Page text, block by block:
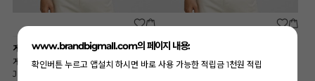
게스
게스 빅사이즈 블랙 기모 맨투맨(9V31-
JBLK) A9774
게스
게스 빅사이즈 네이비 기모 맨투맨(9V31-
www.brandbigmall.com의 페이지 내용:
확인버튼 누르고 앱설치 하시면 바로 사용 가능한 적립금 1천원 적립